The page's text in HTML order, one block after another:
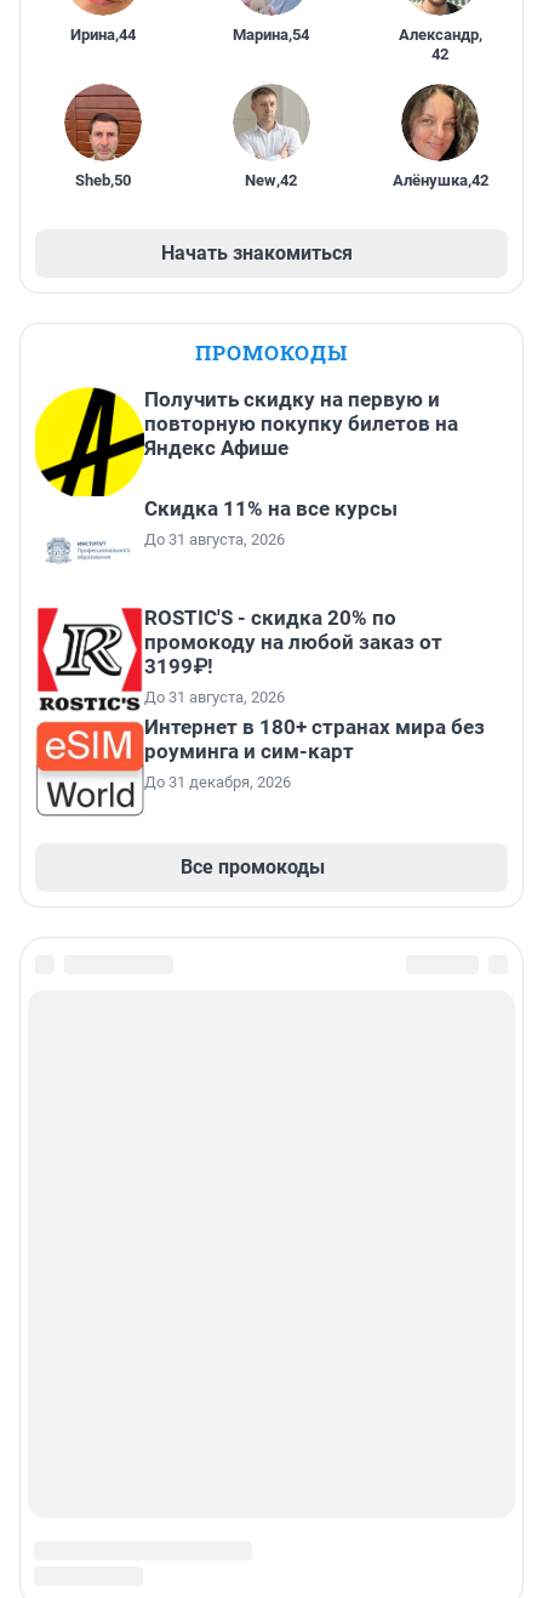
Ирина,44 Марина,54 Александр,
42
Sheb,50 New,42 Алёнушка,42
Начать знакомиться
ПРОМОКОДЫ
Получить скидку на первую и
повторную покупку билетов на
Яндекс Афише
Скидка 11% на все курсы
До 31 августа, 2026
ROSTIC'S - скидка 20% по
промокоду на любой заказ от
3199₽!
До 31 августа, 2026
Интернет в 180+ странах мира без
роуминга и сим-карт
До 31 декабря, 2026
Все промокоды